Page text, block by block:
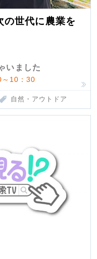
の世代に農業を
いました
10：30
自然・アウトドア